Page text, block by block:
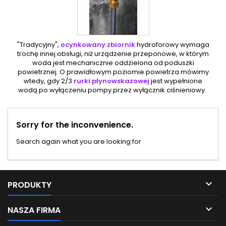
"Tradycyjny", ocynkowany zbiornikhydroforowy wymaga
trochę innej obsługi, niż urządzenie przeponowe, w którym
woda jest mechanicznie oddzielona od poduszki
powietrznej. O prawidłowym poziomie powietrza mówimy
wtedy, gdy 2/3 rurki płynowskazowej jest wypełnione
wodą po wyłączeniu pompy przez wyłącznik ciśnieniowy.
Sorry for the inconvenience.
Search again what you are looking for
PRODUKTY 
NASZA FIRMA 